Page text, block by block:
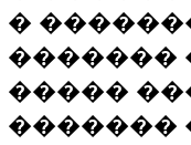
�
�������
�����
�������